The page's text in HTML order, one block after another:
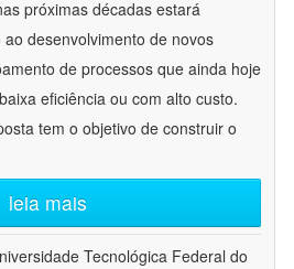
próximas décadas estará
desenvolvimento de novos
de processos que ainda hoje
eficiência ou com alto custo.
tem o objetivo de construir o
leia mais
Tecnológica Federal do